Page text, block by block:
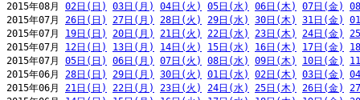
2015年08月 02日(日) 03日(月) 04日(火) 05日(水) 06日(木) 07日(金)
2015年07月 26日(日) 27日(月) 28日(火) 29日(水) 30日(木) 31日(金)
2015年07月 19日(日) 20日(月) 21日(火) 22日(水) 23日(木) 24日(金)
2015年07月 12日(日) 13日(月) 14日(火) 15日(水) 16日(木) 17日(金)
2015年07月 05日(日) 06日(月) 07日(火) 08日(水) 09日(木) 10日(金)
2015年06月 28日(日) 29日(月) 30日(火) 01日(水) 02日(木) 03日(金)
2015年06月 21日(日) 22日(月) 23日(火) 24日(水) 25日(木) 26日(金)